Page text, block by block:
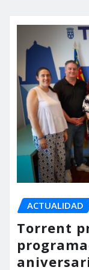
ACTUALIDAD
Torrent